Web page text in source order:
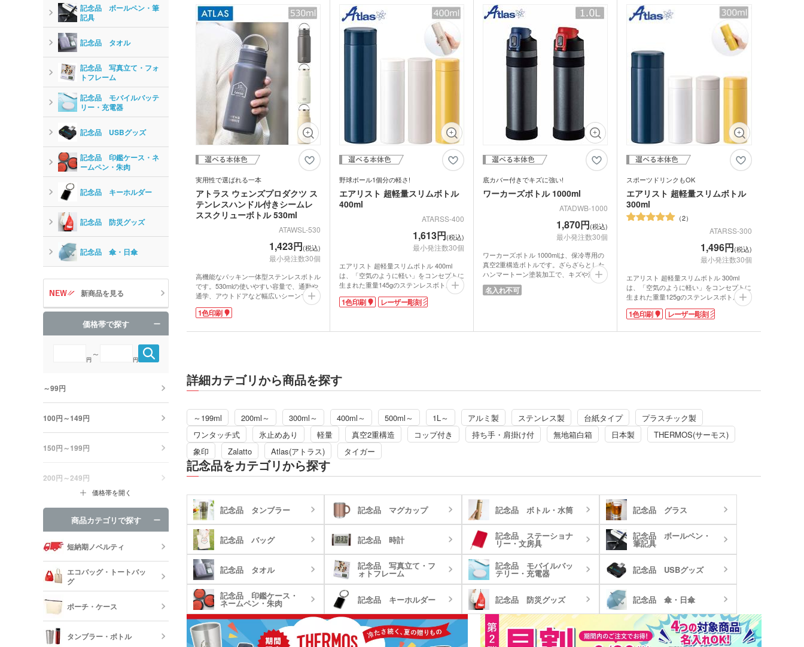
実用性で選ばれる一本
アトラス ウェンズプロダクツ ス
テンレスハンドル付きシームレ
ススクリューボトル 530ml
ATAWSL-530
1,423円(税込)
最小発注数30個
高機能なパッキン一体型ステンレスボトル
です。530mlの使いやすい容量で、通勤や
通学、アウトドアなど幅広いシーンで活躍
します。銅メッキ加工が施された真空断熱
構造により、保温・保冷性能が長続き。フ
心配を軽減し、溝が浅い仕様なので通常の
本体はキズが目立ちにくいパウダー塗装
で、長くきれいにお使いいただけます。約
ーツドリンク対応。可動式ハンドルで持ち
運びにも便利です。側面に1色印刷で名入
れができるので、オリジナルグッズや記念
品制作にいかがでしょうか。
株式会社アトラスはステンレス製品専門の
国内メーカーです。委託契約をした海外工
場で生産をし、製品の検品、輸出入業務、
います。
商品は大手量販店でも展開しているため、
品質には自信をもってご案内できる商品で
す。
1色印刷
野球ボール1個分の軽さ!
エアリスト 超軽量スリムボトル
400ml
ATARSS-400
1,613円(税込)
最小発注数30個
エアリスト 超軽量スリムボトル 400ml
は、「空気のように軽い」をコンセプトに
生まれた重量145gのステンレスボトル。
野球ボール約1個分の軽さで日中飲み物を
持ち歩くのに困らない400mlの容量。
と、スポーツドリンクを入れてもOK。更
も嬉しいポイント。軽量な上にスリムタイ
プなのでバッグの中でも幅を取らずお出か
カラーはパールの入った3色展開で女性向
けノベルティにピッタリ。名入れは1色ワ
ンポイントのパッド印刷、約1周ぐるりと
全体に印刷できる回転シルク、高級感が出
るレーザー彫刻が可能です。
国内メーカーです。委託契約をした海外工
理業務などを一貫して行っています。商品
は大手量販店でも展開しているため、品質
には自信があります。
1色印刷 レーザー彫刻
底カバー付きでキズに強い!
ワーカーズボトル 1000ml
ATADWB-1000
1,870円(税込)
最小発注数30個
ワーカーズボトル 1000mlは、保冷専用の
真空2重構造ボトルです。ざらざらとした
ハンマートーン塗装加工で、キズや汚れが
目立ちにくいのが特徴。底面にシリコーン
カバーが付いているため、落下時の衝撃を
すいです。野外スポーツや、屋外で作業さ
ンキンに冷えた飲み物を楽しめます。
株式会社アトラスはステンレス製品専門の
国内メーカーです。委託契約をした海外工
場で生産をし、製品の検品、日本国内の管
理業務などを一貫して行っています。商品
名入れ不可
スポーツドリンクもOK
エアリスト 超軽量スリムボトル
300ml
2
ATARSS-300
1,496円(税込)
最小発注数30個
エアリスト 超軽量スリムボトル 300ml
は、「空気のように軽い」をコンセプトに
生まれた重量125gのステンレスボトル。
その軽さバナナ約一本分で、国内最軽量級
(※)を誇る驚きの軽さです。
を採用し、スポーツドリンクも安心して入
のでバッグの中でも幅を取らず毎日の持ち
カラーはパールの入った3色展開で女性向
けノベルティにピッタリ。名入れは1色ワ
ンポイントのパッド印刷、約1周ぐるりと
全体に印刷できる回転シルクと、高級感が
国内メーカーです。委託契約をした海外工
場で生産をし、製品の検品、日本国内の管
理業務などを一貫して行っています。商品
は大手量販店でも展開しているため、品質
には自信があります。
1色印刷 レーザー彫刻
詳細カテゴリから商品を探す
～199ml 200ml～ 300ml～ 400ml～ 500ml～ 1L～ アルミ製 ステンレス製 台紙タイプ
プラスチック製
ワンタッチ式
氷止めあり 軽量 真空2重構造 コップ付き 持ち手・肩掛け付 無地箱白箱 日本製
THERMOS(サーモス)
象印
Zalatto Atlas(アトラス) タイガー
記念品をカテゴリから探す
記念品 タンブラー 記念品 マグカップ 記念品 ボトル・水筒 記念品 グラス
記念品 バッグ 記念品 時計 記念品 ステーショナ
リー・文房具
記念品 ボールペン・
筆記具
記念品 タオル 記念品 写真立て・フ
ォトフレーム
記念品 モバイルバッ
テリー・充電器 記念品 USBグッズ
記念品 印鑑ケース・
ネームペン・朱肉 記念品 キーホルダー 記念品 防災グッズ 記念品 傘・日傘
記念品 ボールペン・筆
記具
記念品 タオル
記念品 写真立て・フォ
トフレーム
記念品 モバイルバッテ
リー・充電器
記念品 USBグッズ
記念品 印鑑ケース・ネ
ームペン・朱肉
記念品 キーホルダー
記念品 防災グッズ
記念品 傘・日傘
新商品を見る
価格帯で探す
円
～
円
～99円
100円～149円
150円～199円
200円～249円
価格帯を開く
商品カテゴリで探す
短納期ノベルティ
エコバッグ・トートバッ
グ
エコバッグ・折りたたみバ
ッグ
コットントートバッグ(～
7oz)
キャンバストートバッグ
(8oz～)
ポーチ・ケース
タンブラー・ボトル